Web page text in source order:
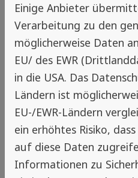
Zurück
Hinweis
Insektenschutz-
Ihr Zuhause
Kontaktaufnahme für
jederzeit möglich.
Einige Anbieter
Verarbeitung zu den
möglicherweise Daten
EU/ des EWR
in die USA. Das
Ländern ist
EU-/EWR-Ländern
ein erhöhtes Risiko,
auf diese Daten
Informationen zu